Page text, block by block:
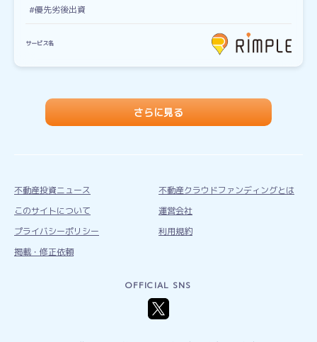
#優先劣後出資
サービス名
さらに見る
不動産投資ニュース
不動産クラウドファンディングとは
このサイトについて
運営会社
プライバシーポリシー
利用規約
掲載・修正依頼
OFFICIAL SNS